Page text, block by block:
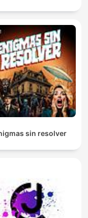
sin resolver